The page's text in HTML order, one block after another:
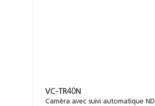
VC-TR40N
Caméra avec suivi automatique NDI